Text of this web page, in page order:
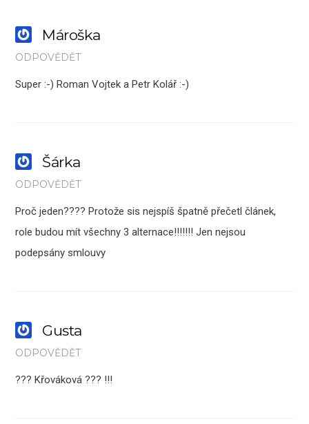
Mároška
ODPOVĚDĚT
Super :-) Roman Vojtek a Petr Kolář :-)
Šárka
ODPOVĚDĚT
Proč jeden???? Protože sis nejspíš špatně přečetl článek,
role budou mít všechny 3 alternace!!!!!!! Jen nejsou
podepsány smlouvy
Gusta
ODPOVĚDĚT
??? Křováková ??? !!!